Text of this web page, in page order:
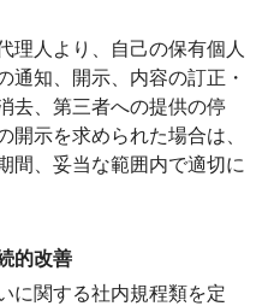
理人より、自己の保有個人
通知、開示、内容の訂正・
去、第三者への提供の停
示を求められた場合は、
間、妥当な範囲内で適切に
的改善
に関する社内規程類を定